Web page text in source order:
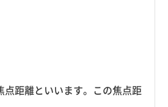
距離といいます。この焦点距